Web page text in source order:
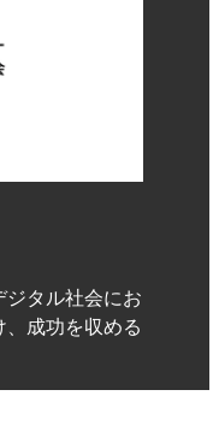
ジタル社会にお
成功を収める